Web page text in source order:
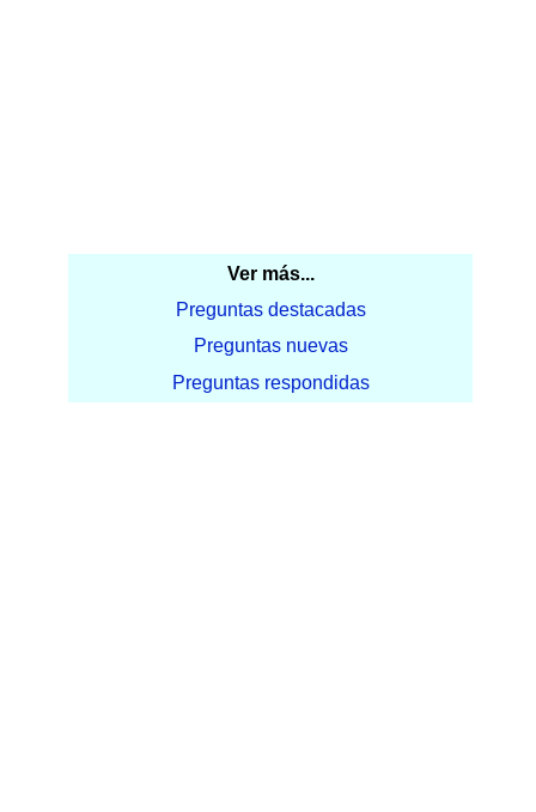
Ver más...
Preguntas destacadas
Preguntas nuevas
Preguntas respondidas